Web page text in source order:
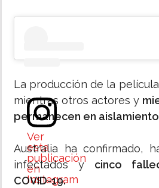
Ver
esta
publicación
en
Instagram
La producción de la
mientras otros actores y
permanecen en
Australia ha confirmado,
infectados y cinco
COVID-19.